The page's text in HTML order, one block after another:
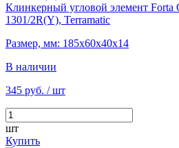
Клинкерный угловой элемент Forta
1301/2R(Y), Terramatic
Размер, мм: 185х60х40х14
В наличии
345 руб. / шт
шт
Купить